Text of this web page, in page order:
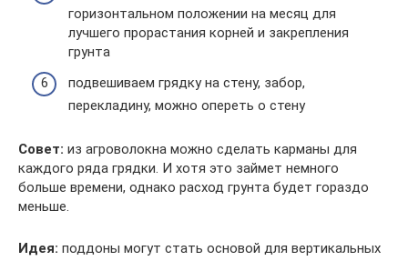
горизонтальном положении на месяц для
лучшего прорастания корней и закрепления
грунта
подвешиваем грядку на стену, забор,
перекладину, можно опереть о стену
Совет: из агроволокна можно сделать карманы для
каждого ряда грядки. И хотя это займет немного
больше времени, однако расход грунта будет гораздо
меньше.
Идея: поддоны могут стать основой для вертикальных